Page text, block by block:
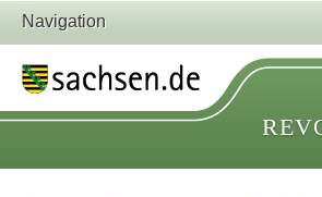
Navigation